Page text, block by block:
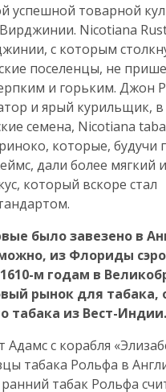
успешной товарной
Nicotiana
с которым
поселенцы, не
и горьким. Джон
и ярый курильщик, в
семена, Nicotiana
которые, будучи
дали более мягкий и
который вскоре стал
было завезено в
из Флориды
м годам в
рынок для табака,
табака из Вест-Индии.
Адамс с корабля
табака Рольфа в
табак Рольфа